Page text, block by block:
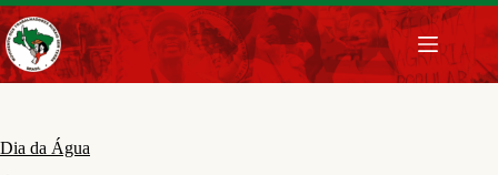
Pular
para
o
conteúdo
Dia da Água